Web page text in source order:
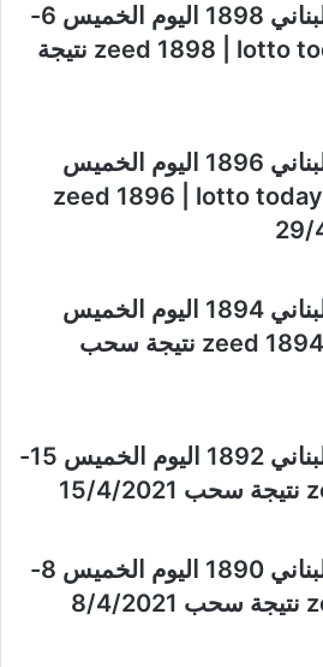
نتائج سحب اللوتو اللبناني 1898 اليوم الخميس 6-
5-2021 سحب zeed 1898 | lotto today نتيجة
نتائج سحب اللوتو اللبناني 1896 اليوم الخميس
29-4-2021 سحب zeed 1896 | lotto today
نتائج سحب اللوتو اللبناني 1894 اليوم الخميس
22-4-2021 سحب zeed 1894 نتيجة سحب
نتائج سحب اللوتو اللبناني 1892 اليوم الخميس 15-
نتائج سحب اللوتو اللبناني 1890 اليوم الخميس 8-